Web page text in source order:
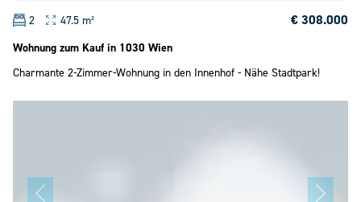
2 47.5 m² € 308.000
Wohnung zum Kauf in 1030 Wien
Charmante 2-Zimmer-Wohnung in den Innenhof - Nähe Stadtpark!